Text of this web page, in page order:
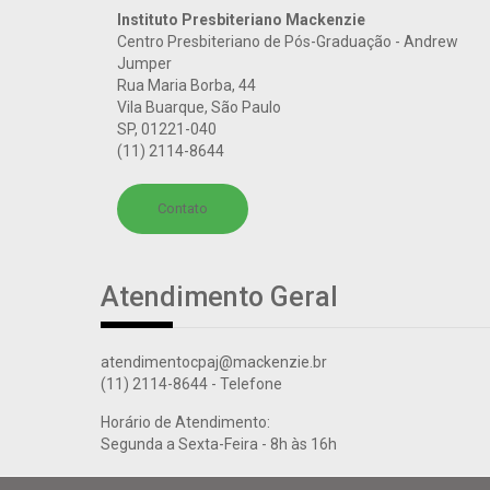
Instituto Presbiteriano Mackenzie
Centro Presbiteriano de Pós-Graduação - Andrew
Jumper
Rua Maria Borba, 44
Vila Buarque, São Paulo
SP, 01221-040
(11) 2114-8644
Contato
Atendimento Geral
atendimentocpaj@mackenzie.br
(11) 2114-8644 - Telefone
Horário de Atendimento:
Segunda a Sexta-Feira - 8h às 16h